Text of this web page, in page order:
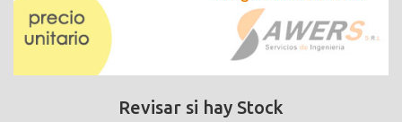
Revisar si hay Stock